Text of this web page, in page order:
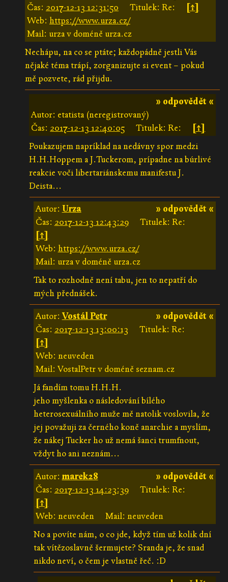
Čas: 2017-12-13 12:31:50 Titulek: Re:
[↑]
Web: https://www.urza.cz/
Mail: urza v doméně urza.cz
Nechápu, na co se ptáte; každopádně jestli Vás
nějaké téma trápí, zorganizujte si event – pokud
mě pozvete, rád přijdu.
» odpovědět «
Autor: etatista (neregistrovaný)
Čas: 2017-12-13 12:40:05 Titulek: Re:
[↑]
Poukazujem napríklad na nedávny spor medzi
H.H.Hoppem a J.Tuckerom, prípadne na búrlivé
reakcie voči libertariánskemu manifestu J.
Deista...
» odpovědět «
Autor: Urza
Čas: 2017-12-13 12:43:29
Titulek: Re:
[↑]
Web: https://www.urza.cz/
Mail: urza v doméně urza.cz
Tak to rozhodně není tabu, jen to nepatří do
mých přednášek.
» odpovědět «
Autor:Vostál Petr
Čas: 2017-12-13 13:00:13
Titulek: Re:
[↑]
Web: neuveden
Mail: VostalPetr v doméně seznam.cz
Já fandím tomu H.H.H.
jeho myšlenka o následování bílého
heterosexuálního muže mě natolik voslovila, že
jej považuji za černého koně anarchie a myslím,
že nákej Tucker ho už nemá šanci trumfnout,
vždyt ho ani neznám...
» odpovědět «
Autor:marek28
Čas: 2017-12-13 14:23:39
Titulek: Re:
[↑]
Web: neuveden
Mail: neuveden
No a povíte nám, o co jde, když tím už kolik dní
tak vítězoslavně šermujete? Sranda je, že snad
nikdo neví, o čem je vlastně řeč. :D